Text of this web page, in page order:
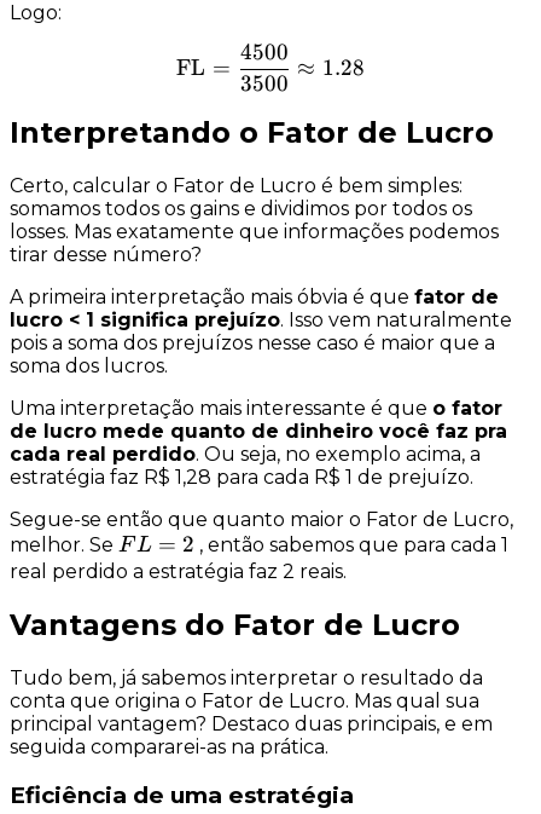
Logo:
\text{FL} =
FL =
3500
4500
≈ 1.28
Interpretando o Fator de Lucro
Certo, calcular o Fator de Lucro é bem simples:
somamos todos os gains e dividimos por todos os
losses. Mas exatamente que informações podemos
tirar desse número?
A primeira interpretação mais óbvia é que fator de
lucro < 1 significa prejuízo. Isso vem naturalmente
pois a soma dos prejuízos nesse caso é maior que a
soma dos lucros.
Uma interpretação mais interessante é que o fator
de lucro mede quanto de dinheiro você faz pra
cada real perdido. Ou seja, no exemplo acima, a
estratégia faz R$ 1,28 para cada R$ 1 de prejuízo.
Segue-se então que quanto maior o Fator de Lucro,
melhor. Se FL
=
F L = 2 , então sabemos que para cada 1
real perdido a estratégia faz 2 reais.
Vantagens do Fator de Lucro
Tudo bem, já sabemos interpretar o resultado da
conta que origina o Fator de Lucro. Mas qual sua
principal vantagem? Destaco duas principais, e em
seguida compararei-as na prática.
Eficiência de uma estratégia